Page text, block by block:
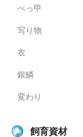
べっ甲
写り物
衣
銀鱗
変わり
飼育資材